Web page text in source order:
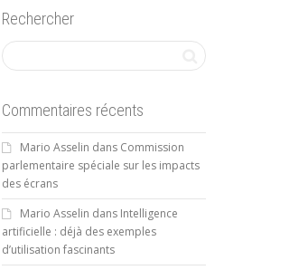
Rechercher
Commentaires récents
Mario Asselin dans Commission
parlementaire spéciale sur les impacts
des écrans
Mario Asselin dans Intelligence
artificielle : déjà des exemples
d’utilisation fascinants